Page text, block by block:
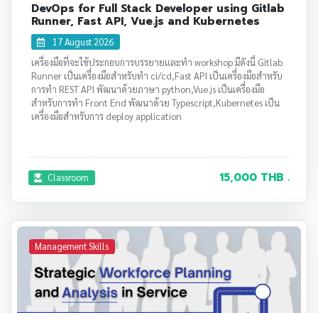
DevOps for Full Stack Developer using Gitlab
Runner, Fast API, Vue.js and Kubernetes
17 August 2026
เครื่องมือที่จะใช้ประกอบการบรรยายและทำ workshop มีดังนี้ Gitlab
Runner เป็นเครื่องมือสำหรับทำ ci/cd,Fast API เป็นเครื่องมือสำหรับ
การทำ REST API พัฒนาด้วยภาษา python,Vue.js เป็นเครื่องมือ
สำหรับการทำ Front End พัฒนาด้วย Typescript,Kubernetes เป็น
เครื่องมือสำหรับการ deploy application
Classroom 15,000 THB .
Management Skills